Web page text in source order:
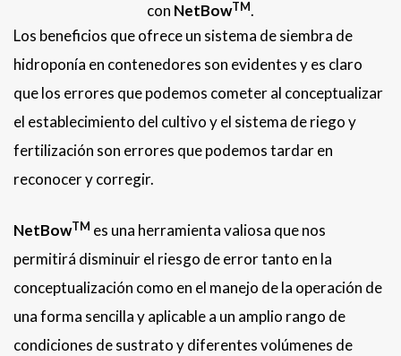
con NetBowTM.
Los beneficios que ofrece un sistema de siembra de
hidroponía en contenedores son evidentes y es claro
que los errores que podemos cometer al conceptualizar
el establecimiento del cultivo y el sistema de riego y
fertilización son errores que podemos tardar en
reconocer y corregir.
NetBowTM es una herramienta valiosa que nos
permitirá disminuir el riesgo de error tanto en la
conceptualización como en el manejo de la operación de
una forma sencilla y aplicable a un amplio rango de
condiciones de sustrato y diferentes volúmenes de